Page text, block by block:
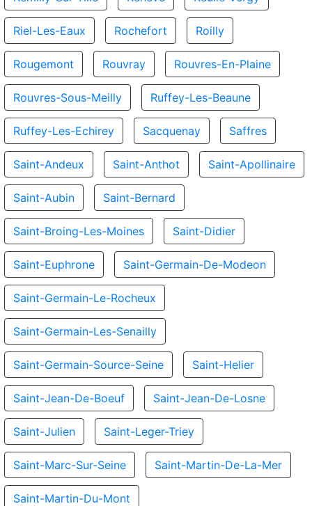
Riel-Les-Eaux Rochefort Roilly
Rougemont Rouvray Rouvres-En-Plaine
Rouvres-Sous-Meilly Ruffey-Les-Beaune
Ruffey-Les-Echirey Sacquenay Saffres
Saint-Andeux Saint-Anthot Saint-Apollinaire
Saint-Aubin Saint-Bernard
Saint-Broing-Les-Moines Saint-Didier
Saint-Euphrone Saint-Germain-De-Modeon
Saint-Germain-Le-Rocheux
Saint-Germain-Les-Senailly
Saint-Germain-Source-Seine Saint-Helier
Saint-Jean-De-Boeuf Saint-Jean-De-Losne
Saint-Julien Saint-Leger-Triey
Saint-Marc-Sur-Seine Saint-Martin-De-La-Mer
Saint-Martin-Du-Mont